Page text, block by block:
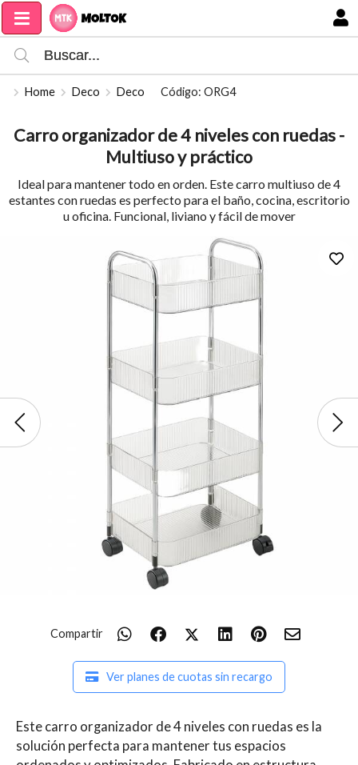
Compartir por email
Enviar
Home Deco Deco Código: ORG4
Carro organizador de 4 niveles con ruedas -
Multiuso y práctico
Ideal para mantener todo en orden. Este carro multiuso de 4
estantes con ruedas es perfecto para el baño, cocina, escritorio
u oficina. Funcional, liviano y fácil de mover
Compartir
Ver planes de cuotas sin recargo
Este carro organizador de 4 niveles con ruedas es la
solución perfecta para mantener tus espacios